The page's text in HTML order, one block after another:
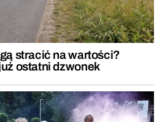
stracić na wartości?
ostatni dzwonek